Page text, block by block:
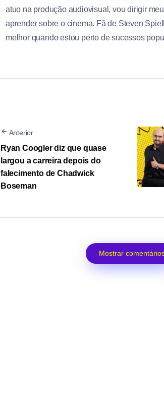
atuo na produção audiovisual, vou dirigir
aprender sobre o cinema. Fã de Steven
melhor quando estou perto de sucessos
Anterior
Ryan Coogler diz que quase
largou a carreira depois do
falecimento de Chadwick
Boseman
Mostrar